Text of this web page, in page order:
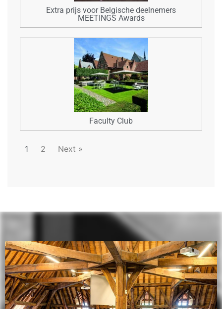
Extra prijs voor Belgische deelnemers
MEETINGS Awards
Faculty Club
1 2 Next »